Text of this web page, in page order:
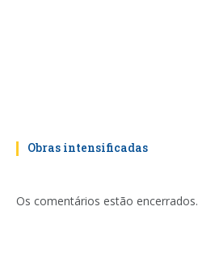
Obras intensificadas
Os comentários estão encerrados.